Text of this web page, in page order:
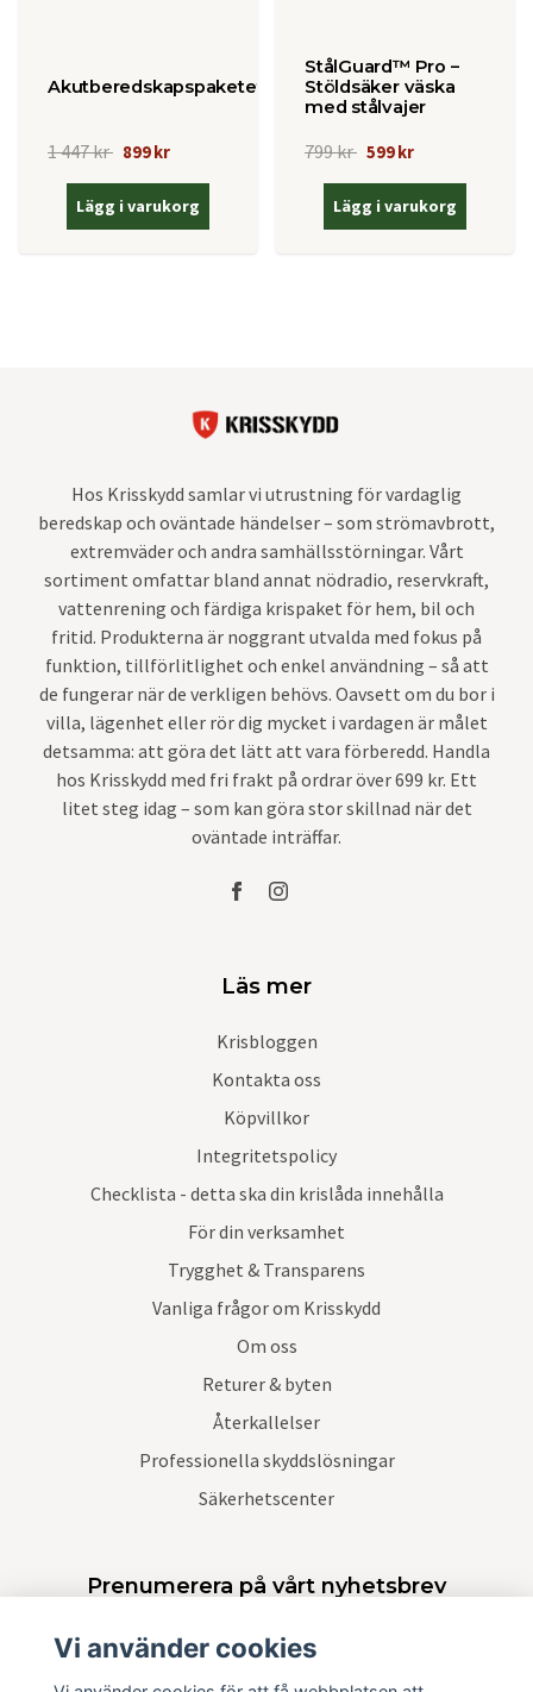
Akutberedskapspaketet
1 447 kr 899 kr
Lägg i varukorg
StålGuard™ Pro –
Stöldsäker väska
med stålvajer
799 kr 599 kr
Lägg i varukorg
Hos Krisskydd samlar vi utrustning för vardaglig
beredskap och oväntade händelser – som strömavbrott,
extremväder och andra samhällsstörningar. Vårt
sortiment omfattar bland annat nödradio, reservkraft,
vattenrening och färdiga krispaket för hem, bil och
fritid. Produkterna är noggrant utvalda med fokus på
funktion, tillförlitlighet och enkel användning – så att
de fungerar när de verkligen behövs. Oavsett om du bor i
villa, lägenhet eller rör dig mycket i vardagen är målet
detsamma: att göra det lätt att vara förberedd. Handla
hos Krisskydd med fri frakt på ordrar över 699 kr. Ett
litet steg idag – som kan göra stor skillnad när det
oväntade inträffar.
Läs mer
Krisbloggen
Kontakta oss
Köpvillkor
Integritetspolicy
Checklista - detta ska din krislåda innehålla
För din verksamhet
Trygghet & Transparens
Vanliga frågor om Krisskydd
Om oss
Returer & byten
Återkallelser
Professionella skyddslösningar
Säkerhetscenter
Prenumerera på vårt nyhetsbrev
Vi använder cookies